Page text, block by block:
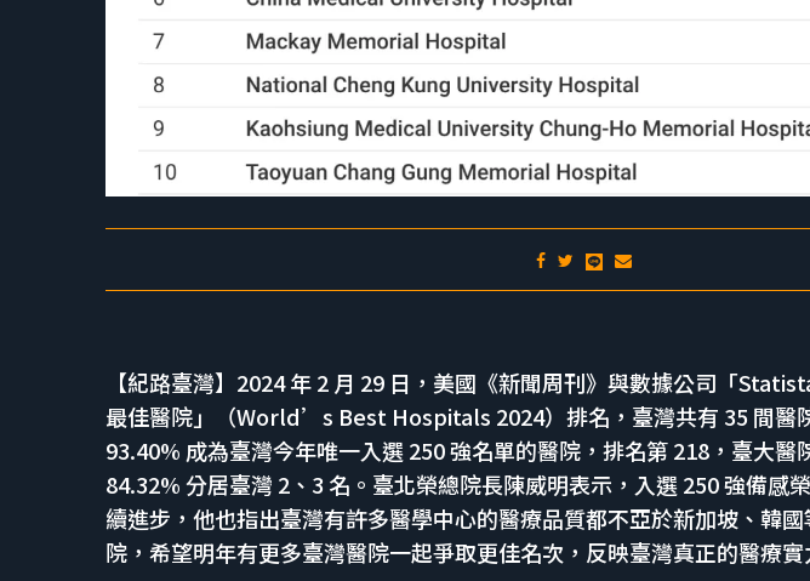
【紀路臺灣】2024 年 2 月 29 日，美國《新聞周刊》與數據公司「
最佳醫院」（World’s Best Hospitals 2024）排名，臺灣共有 35 間醫
93.40% 成為臺灣今年唯一入選 250 強名單的醫院，排名第 218，臺大醫
84.32% 分居臺灣 2、3 名。臺北榮總院長陳威明表示，入選 250 強備感
續進步，他也指出臺灣有許多醫學中心的醫療品質都不亞於新加坡、韓
院，希望明年有更多臺灣醫院一起爭取更佳名次，反映臺灣真正的醫療實